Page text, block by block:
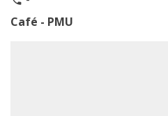
Café - PMU